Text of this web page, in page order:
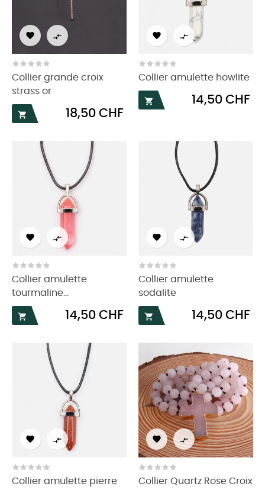
 
Collier grande croix
strass or

Prix
18,50 CHF
 
Collier amulette howlite

Prix
14,50 CHF
 
Collier amulette
tourmaline...

Prix
14,50 CHF
 
Collier amulette
sodalite

Prix
14,50 CHF
 
Collier amulette pierre
 
Collier Quartz Rose Croix